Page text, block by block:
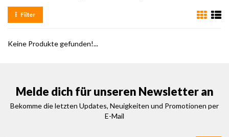
Filter
Keine Produkte gefunden!...
Melde dich für unseren Newsletter an
Bekomme die letzten Updates, Neuigkeiten und Promotionen per
E-Mail